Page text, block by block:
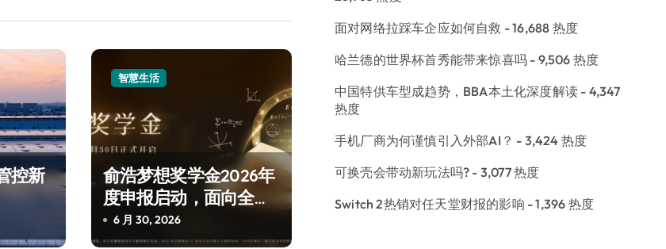
控新
智慧生活
俞浩梦想奖学金2026年
度申报启动，面向全国
资助百名自强学子
6 月 30, 2026
面对网络拉踩车企应如何自救 - 16,688 热度
哈兰德的世界杯首秀能带来惊喜吗 - 9,506 热度
中国特供车型成趋势，BBA本土化深度解读 - 4,347
热度
手机厂商为何谨慎引入外部AI？ - 3,424 热度
可换壳会带动新玩法吗? - 3,077 热度
Switch 2热销对任天堂财报的影响 - 1,396 热度